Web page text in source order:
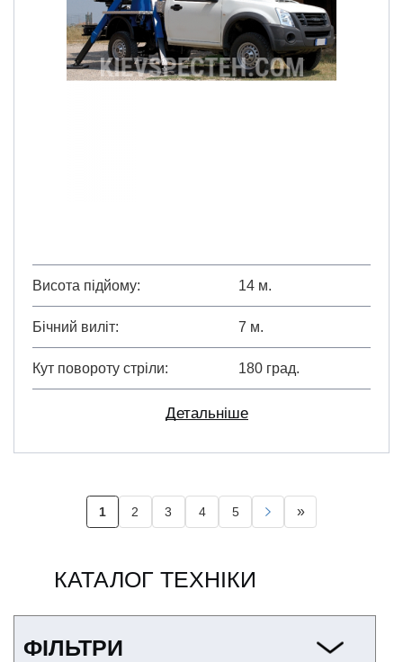
Висота підйому 14 м.
Бічний виліт 7 м.
Кут повороту стріли 180 град.
Детальніше
Поточна
сторінка
1 Page
2 Page
3 Page
4 Page
5
Наступна
сторінка
Остання
сторінка
»
КАТАЛОГ ТЕХНІКИ
ФІЛЬТРИ